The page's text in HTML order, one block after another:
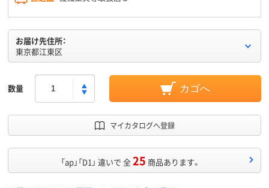
お届け先住所：
東京都江東区
数量 カゴへ
マイカタログへ登録
「ap」「D1」 違いで 全25 商品あります。